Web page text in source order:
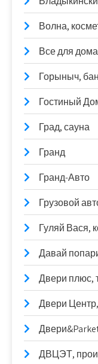
Волна,
Все для дома
Горыныч,
Гостиный
Град, сауна
Гранд
Гранд-Авто
Грузовой
Гуляй Вася,
Давай
Двери плюс,
Двери
ДВЦЭТ,